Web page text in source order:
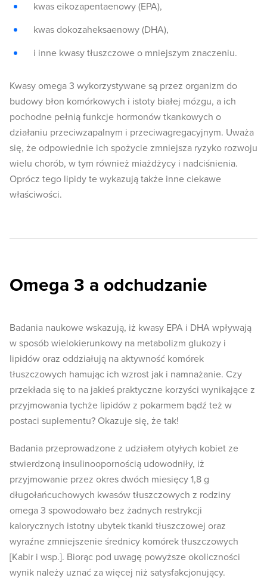
kwas eikozapentaenowy (EPA),
kwas dokozaheksaenowy (DHA),
i inne kwasy tłuszczowe o mniejszym znaczeniu.
Kwasy omega 3 wykorzystywane są przez organizm do
budowy błon komórkowych i istoty białej mózgu, a ich
pochodne pełnią funkcje hormonów tkankowych o
działaniu przeciwzapalnym i przeciwagregacyjnym. Uważa
się, że odpowiednie ich spożycie zmniejsza ryzyko rozwoju
wielu chorób, w tym również miażdżycy i nadciśnienia.
Oprócz tego lipidy te wykazują także inne ciekawe
właściwości.
Omega 3 a odchudzanie
Badania naukowe wskazują, iż kwasy EPA i DHA wpływają
w sposób wielokierunkowy na metabolizm glukozy i
lipidów oraz oddziałują na aktywność komórek
tłuszczowych hamując ich wzrost jak i namnażanie. Czy
przekłada się to na jakieś praktyczne korzyści wynikające z
przyjmowania tychże lipidów z pokarmem bądź też w
postaci suplementu? Okazuje się, że tak!
Badania przeprowadzone z udziałem otyłych kobiet ze
stwierdzoną insulinoopornością udowodniły, iż
przyjmowanie przez okres dwóch miesięcy 1,8 g
długołańcuchowych kwasów tłuszczowych z rodziny
omega 3 spowodowało bez żadnych restrykcji
kalorycznych istotny ubytek tkanki tłuszczowej oraz
wyraźne zmniejszenie średnicy komórek tłuszczowych
[Kabir i wsp.]. Biorąc pod uwagę powyższe okoliczności
wynik należy uznać za więcej niż satysfakcjonujący.